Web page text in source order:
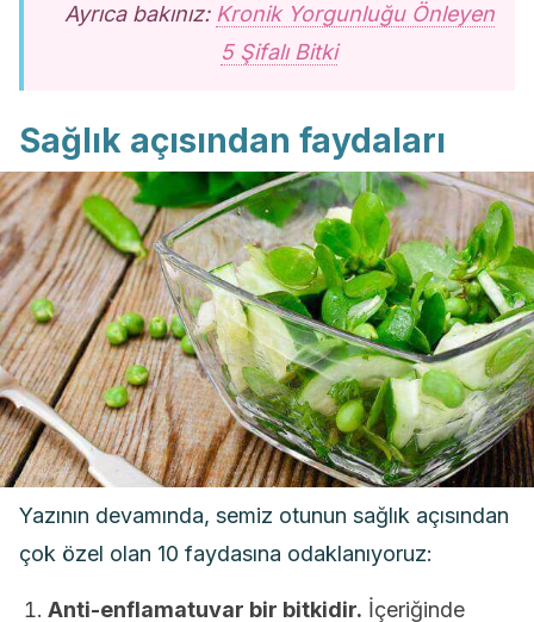
Ayrıca bakınız: Kronik Yorgunluğu Önleyen
5 Şifalı Bitki
Sağlık açısından faydaları
Yazının devamında, semiz otunun sağlık açısından
çok özel olan 10 faydasına odaklanıyoruz:
Anti-enflamatuvar bir bitkidir. İçeriğinde